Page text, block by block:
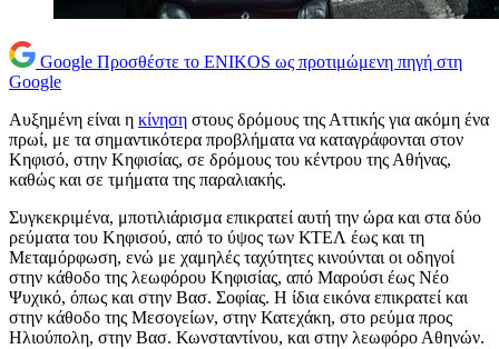
Google Προσθέστε το ENIKOS ως προτιμώμενη πηγή στη
Google
Αυξημένη είναι η κίνηση στους δρόμους της Αττικής για ακόμη ένα
πρωί, με τα σημαντικότερα προβλήματα να καταγράφονται στον
Κηφισό, στην Κηφισίας, σε δρόμους του κέντρου της Αθήνας,
καθώς και σε τμήματα της παραλιακής.
Συγκεκριμένα, μποτιλιάρισμα επικρατεί αυτή την ώρα και στα δύο
ρεύματα του Κηφισού, από το ύψος των ΚΤΕΛ έως και τη
Μεταμόρφωση, ενώ με χαμηλές ταχύτητες κινούνται οι οδηγοί
στην κάθοδο της λεωφόρου Κηφισίας, από Μαρούσι έως Νέο
Ψυχικό, όπως και στην Βασ. Σοφίας. Η ίδια εικόνα επικρατεί και
στην κάθοδο της Μεσογείων, στην Κατεχάκη, στο ρεύμα προς
Ηλιούπολη, στην Βασ. Κωνσταντίνου, και στην λεωφόρο Αθηνών.